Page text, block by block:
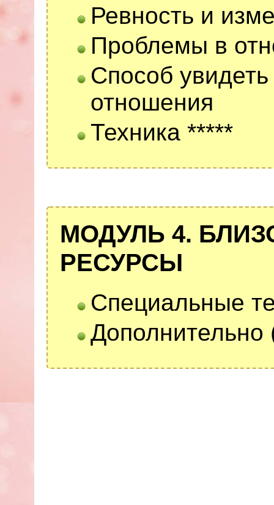
Ревность и
Проблемы в
Способ
отношения
Техника *****
МОДУЛЬ 4.
РЕСУРСЫ
Специальные
Дополнительно